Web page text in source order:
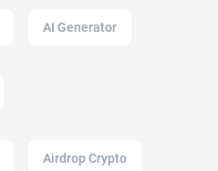
AI Generator
Airdrop Crypto